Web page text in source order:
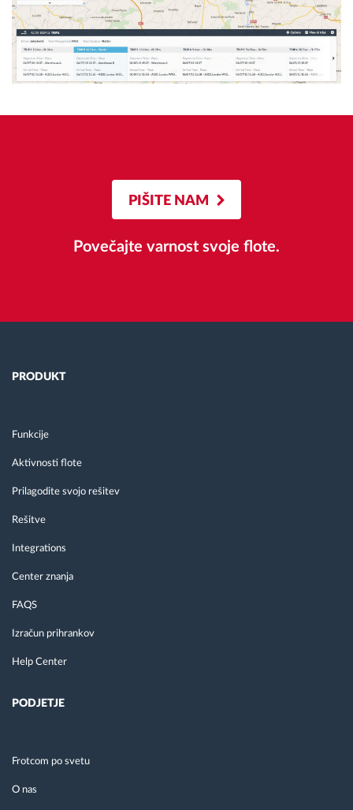
PIŠITE NAM
Povečajte varnost svoje flote.
PRODUKT
Funkcije
Aktivnosti flote
Prilagodite svojo rešitev
Rešitve
Integrations
Center znanja
FAQS
Izračun prihrankov
Help Center
PODJETJE
Frotcom po svetu
O nas